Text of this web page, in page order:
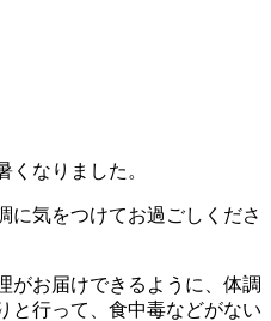
くなりました。
に気をつけてお過ごしくださ
がお届けできるように、体調
と行って、食中毒などがない